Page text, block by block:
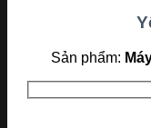
Sản phẩm: